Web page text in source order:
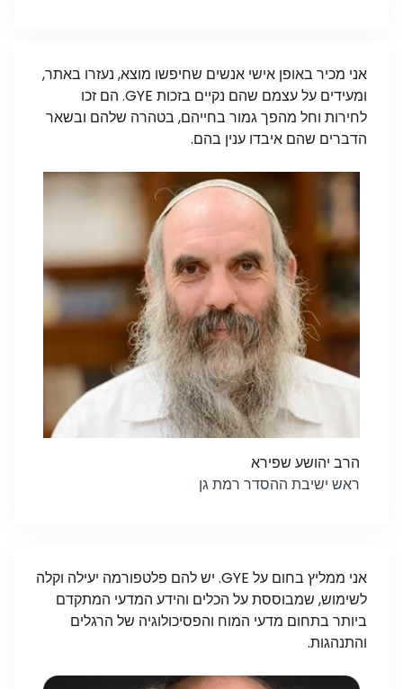
אני מכיר באופן אישי אנשים שחיפשו מוצא, נעזרו באתר,
ומעידים על עצמם שהם נקיים בזכות GYE. הם זכו
לחירות וחל מהפך גמור בחייהם, בטהרה שלהם ובשאר
הדברים שהם איבדו ענין בהם.
הרב יהושע שפירא
ראש ישיבת ההסדר רמת גן
אני ממליץ בחום על GYE. יש להם פלטפורמה יעילה וקלה
לשימוש, שמבוססת על הכלים והידע המדעי המתקדם
ביותר בתחום מדעי המוח והפסיכולוגיה של הרגלים
והתנהגות.